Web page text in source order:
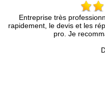
rdv
soigné et
Brun
compétence et une
présenté avec une
Accompagné d’une